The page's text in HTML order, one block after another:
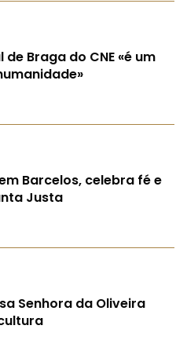
Braga do CNE «é um
Barcelos, celebra fé e
Justa
Senhora da Oliveira